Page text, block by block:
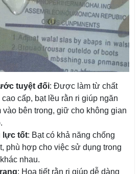
tuyệt đối: Được làm từ chất
cao cấp, bạt lều rằn ri giúp ngăn
bên trong, giữ cho không gian
lực tốt: Bạt có khả năng chống
phù hợp cho việc sử dụng trong
nhau.
: Họa tiết rằn ri giúp dễ dàng